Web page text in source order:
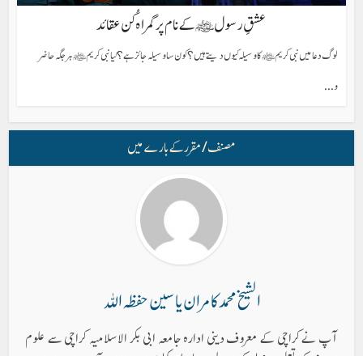
عشقِ رسول ﷺ کے نام پر گمراہ کُن عقائد
لوگ دعا میں نبی کریم ﷺ کا وسیلہ کیوں دیتے ہیں؟ کون سا وسیلہ جائز ہے؟ کیا نبی کریم ﷺ ہر جگہ حاضر
و...
مصنف/ مقرر کے بارے میں
الشیخ محمد کامران یاسین حفظہ اللہ
آپ نے کراچی کے معروف دینی ادارہ جامعہ ابی بکر الاسلامیہ کراچی سے علوم